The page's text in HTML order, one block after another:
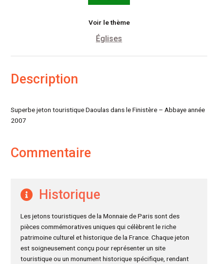
Voir le thème
Églises
Description
Superbe jeton touristique Daoulas dans le Finistère – Abbaye année
2007
Commentaire
Historique
Les jetons touristiques de la Monnaie de Paris sont des
pièces commémoratives uniques qui célèbrent le riche
patrimoine culturel et historique de la France. Chaque jeton
est soigneusement conçu pour représenter un site
touristique ou un monument historique spécifique, rendant